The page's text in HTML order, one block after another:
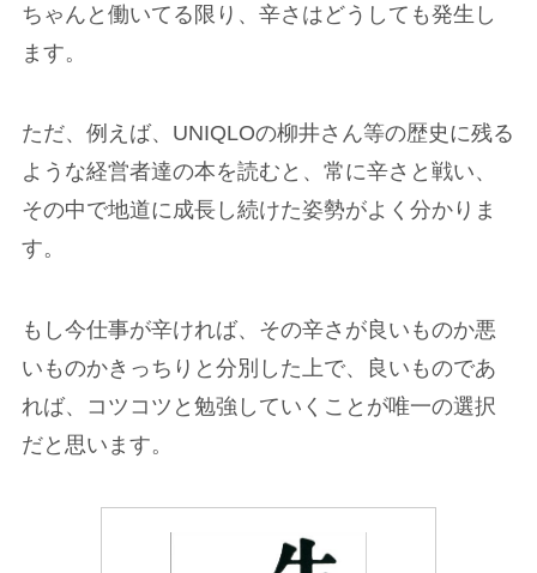
ちゃんと働いてる限り、辛さはどうしても発生し
ます。
ただ、例えば、UNIQLOの柳井さん等の歴史に残る
ような経営者達の本を読むと、常に辛さと戦い、
その中で地道に成長し続けた姿勢がよく分かりま
す。
もし今仕事が辛ければ、その辛さが良いものか悪
いものかきっちりと分別した上で、良いものであ
れば、コツコツと勉強していくことが唯一の選択
だと思います。